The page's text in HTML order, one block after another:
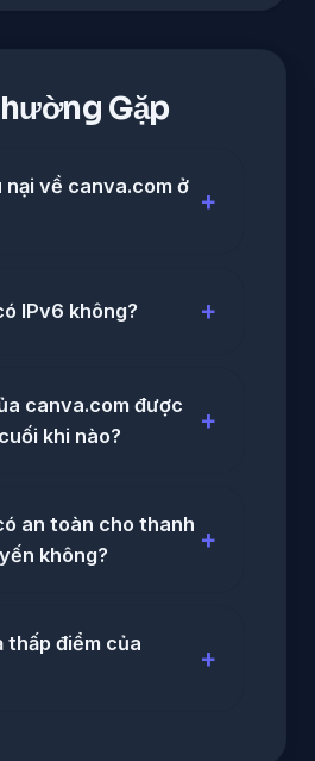
Gặp
nại về canva.com ở
IPv6 không?
canva.com được
khi nào?
an toàn cho thanh
không?
thấp điểm của